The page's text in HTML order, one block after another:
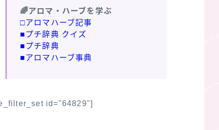
🌈アロマ・ハーブを学ぶ
□アロマハーブ記事
■プチ辞典 クイズ
■プチ辞典
■アロマハーブ事典
id="64829"]